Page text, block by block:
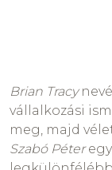
Ez mennyire
Eredetileg az
nemrég a
szerint
- az 1 éven
internetezik (!)
- a 3-4 éves
Brian Tracy
vállalkozási
meg, majd
Szabó Péter